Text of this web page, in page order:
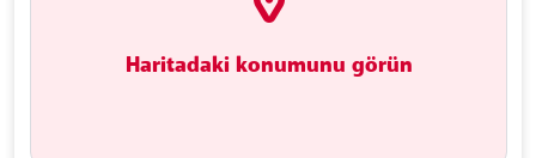
Haritadaki konumunu görün